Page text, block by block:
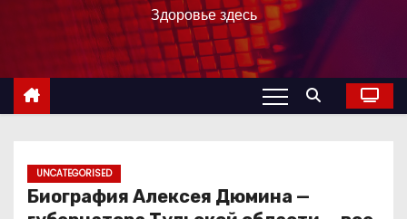
с
Здоровье здесь
UNCATEGORISED
Биография Алексея Дюмина —